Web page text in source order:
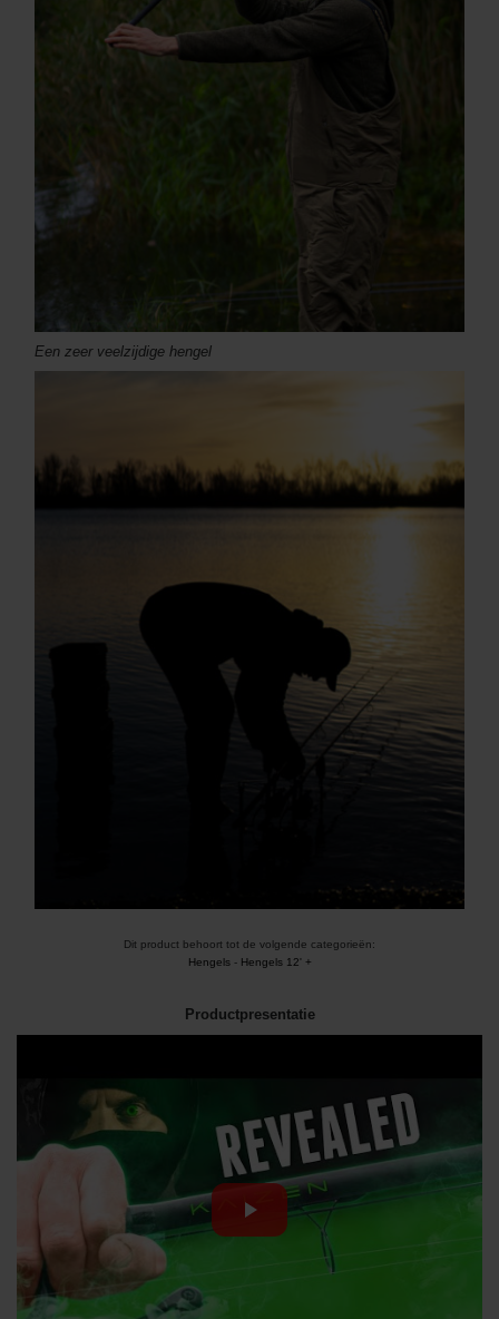
Een zeer veelzijdige hengel
Dit product behoort tot de volgende categorieën:
Hengels- Hengels 12' +
Productpresentatie